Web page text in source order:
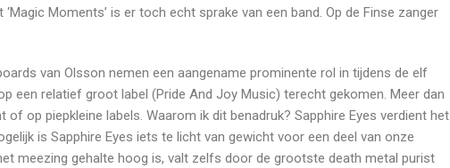
Moments’ is er toch echt sprake van een band. Op de Finse zanger
van Olsson nemen een aangename prominente rol in tijdens de elf
een relatief groot label (Pride And Joy Music) terecht gekomen. Meer dan
op piepkleine labels. Waarom ik dit benadruk? Sapphire Eyes verdient het
is Sapphire Eyes iets te licht van gewicht voor een deel van onze
meezing gehalte hoog is, valt zelfs door de grootste death metal purist